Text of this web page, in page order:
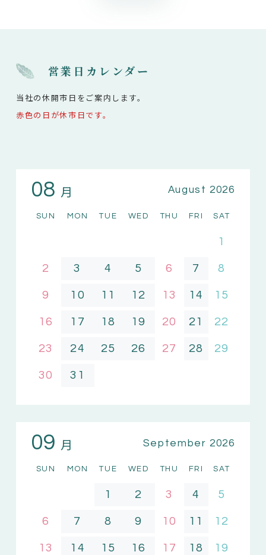
営業日カレンダー
当社の休開市日をご案内します。
赤色の日が休市日です。
08 月 August 2026
SUN MON TUE WED THU FRI SAT
1
2 3 4 5 6 7 8
9 10 11 12 13 14 15
16 17 18 19 20 21 22
23 24 25 26 27 28 29
30 31
09 月 September 2026
SUN MON TUE WED THU FRI SAT
1 2 3 4 5
6 7 8 9 10 11 12
13 14 15 16 17 18 19